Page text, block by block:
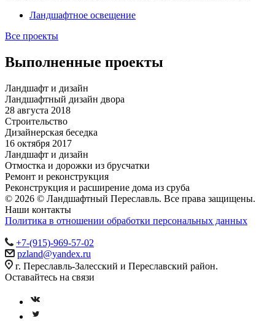
Ландшафтное освещение
Все проекты
Выполненные проекты
Ландшафт и дизайн
Ландшафтный дизайн двора
28 августа 2018
Строительство
Дизайнерская беседка
16 октября 2017
Ландшафт и дизайн
Отмостка и дорожки из брусчатки
Ремонт и реконструкция
Реконструкция и расширение дома из сруба
© 2026 © Ландшафтный Переславль. Все права защищены.
Наши контакты
Политика в отношении обработки персональных данных
+7-(915)-969-57-02
pzland@yandex.ru
г. Переславль-Залесский и Переславский район.
Оставайтесь на связи